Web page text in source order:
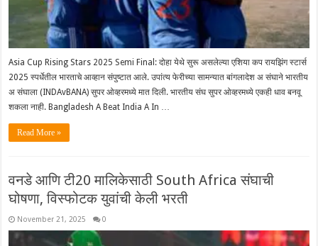
Asia Cup Rising Stars 2025 Semi Final: दोहा येथे सुरू असलेल्या एशिया कप रायझिंग स्टार्स
2025 स्पर्धेतील भारताचे आव्हान संपुष्टात आले. उपांत्य फेरीच्या सामन्यात बांगलादेश अ संघाने भारतीय
अ संघाला (INDAvBANA) सुपर ओव्हरमध्ये मात दिली. भारतीय संघ सुपर ओव्हरमध्ये एकही धाव बनवू
शकला नाही. Bangladesh A Beat India A In …
Read More »
वनडे आणि टी20 मालिकेसाठी South Africa संघाची
घोषणा, विस्फोटक युवांची केली भरती
November 21, 2025 0